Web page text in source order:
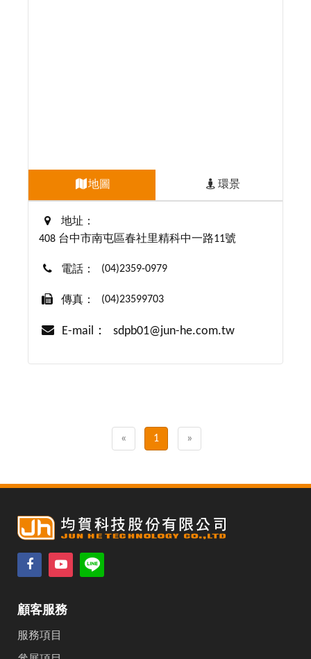
地圖 環景
地址：
408 台中市南屯區春社里精科中一路11號
電話： (04)2359-0979
傳真： (04)23599703
E-mail： sdpb01@jun-he.com.tw
« 1 »
顧客服務
服務項目